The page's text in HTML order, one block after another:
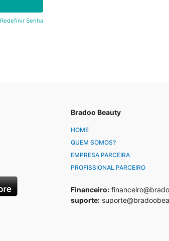
Redefinir Senha
Bradoo Beauty
HOME
QUEM SOMOS?
EMPRESA PARCEIRA
PROFISSIONAL PARCEIRO
Financeiro:
suporte: